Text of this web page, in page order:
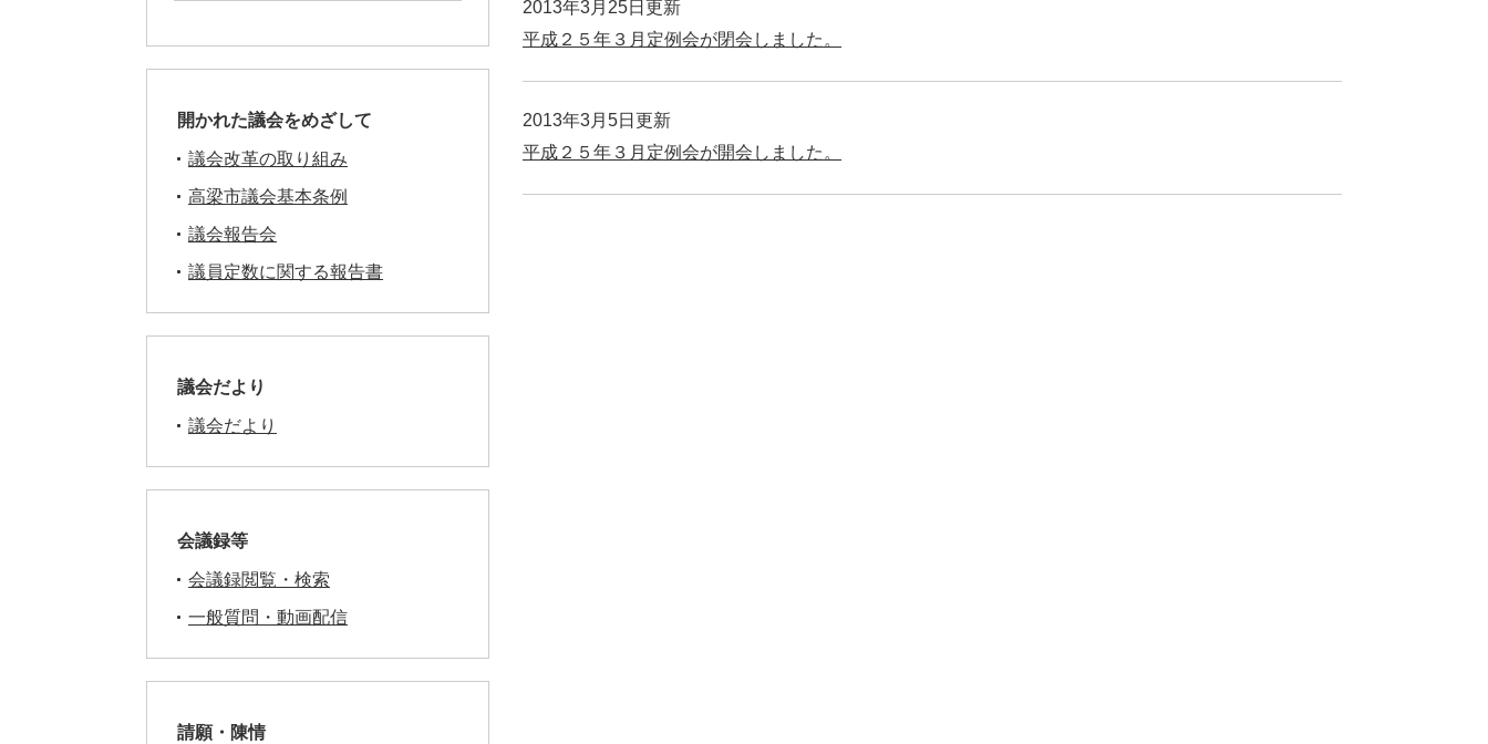
2013年3月25日更新
平成２５年３月定例会が閉会しました。
2013年3月5日更新
平成２５年３月定例会が開会しました。
開かれた議会をめざして
議会改革の取り組み
高梁市議会基本条例
議会報告会
議員定数に関する報告書
議会だより
議会だより
会議録等
会議録閲覧・検索
一般質問・動画配信
請願・陳情